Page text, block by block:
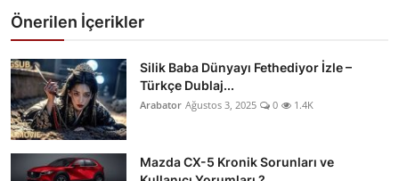
Önerilen İçerikler
Silik Baba Dünyayı Fethediyor İzle –
Türkçe Dublaj...
Arabator Ağustos 3, 2025 0 1.4K
Mazda CX-5 Kronik Sorunları ve